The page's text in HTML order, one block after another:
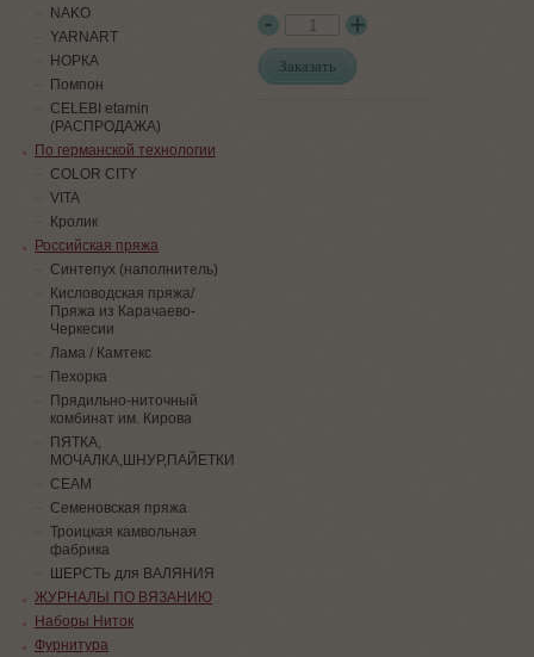
Заказать
NAKO
YARNART
НОРКА
Помпон
СELEBI etamin
(РАСПРОДАЖА)
По германской технологии
COLOR CITY
VITA
Кролик
Российская пряжа
Синтепух (наполнитель)
Кисловодская пряжа/
Пряжа из Карачаево-
Черкесии
Лама / Камтекс
Пехорка
Прядильно-ниточный
комбинат им. Кирова
ПЯТКА,
МОЧАЛКА,ШНУР,ПАЙЕТКИ
СЕАМ
Семеновская пряжа
Троицкая камвольная
фабрика
ШЕРСТЬ для ВАЛЯНИЯ
ЖУРНАЛЫ ПО ВЯЗАНИЮ
Наборы Ниток
Фурнитура